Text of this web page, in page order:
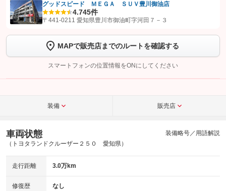
【STEP1】認証画面でグーネットを友だち追加してから「許可する」ボタンを押
トーク画面で
ボタンをタップして問い合わせを
完了してください。
こちら
グッドスピード ＭＥＧＡ ＳＵＶ豊川御油店
4.745件
〒441-0211 愛知県豊川市御油町字河田７－３
MAPで販売店までのルートを確認する
スマートフォンの位置情報をONにしてください
装備 販売店
車両状態
（トヨタランドクルーザー２５０ 愛知県）
装備略号／用語解説
走行距離 3.0万km
修復歴 なし